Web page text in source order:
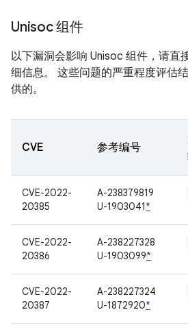
Unisoc 组件
以下漏洞会影响 Unisoc 组件，请直
细信息。 这些问题的严重程度评估
供的。
CVE 参考编号
CVE-2022-
20385
A-238379819
U-1903041*
CVE-2022-
20386
A-238227328
U-1903099*
CVE-2022-
20387
A-238227324
U-1872920*